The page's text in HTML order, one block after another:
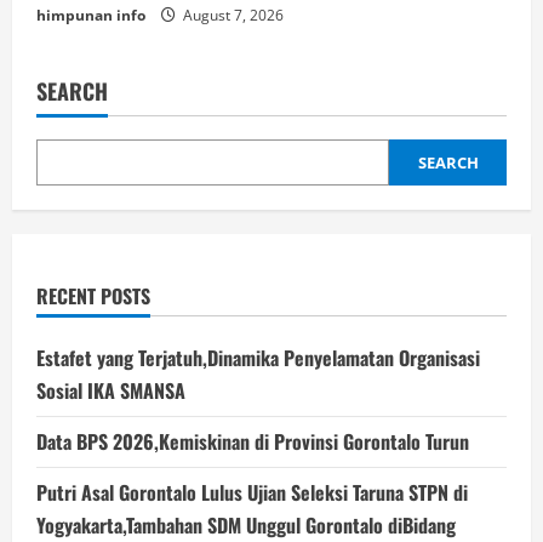
himpunan info August 7, 2026
SEARCH
SEARCH
RECENT POSTS
Estafet yang Terjatuh,Dinamika Penyelamatan Organisasi
Sosial IKA SMANSA
Data BPS 2026,Kemiskinan di Provinsi Gorontalo Turun
Putri Asal Gorontalo Lulus Ujian Seleksi Taruna STPN di
Yogyakarta,Tambahan SDM Unggul Gorontalo diBidang